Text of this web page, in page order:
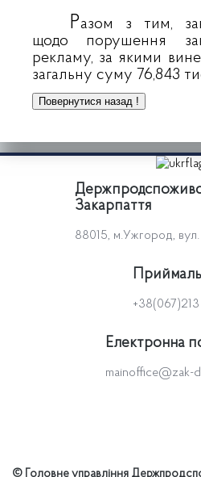
Разом з тим,
щодо порушення
рекламу, за якими
загальну суму 76,843
Закарпаття
88015, м.Ужгород,
Електронна
mainoffice@zak-
© Головне управління